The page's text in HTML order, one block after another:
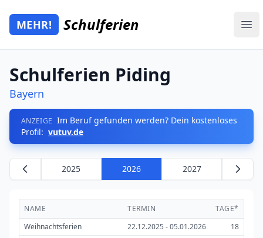
Zum Hauptinhalt springen
Mehr Schulferien
MEHR! Schulferien
Schulferien Piding
Bayern
ANZEIGE Im Beruf gefunden werden? Dein kostenloses
Profil: vutuv.de
2025 2026 2027
NAME TERMIN
TAGE*
Weihnachtsferien
22.12.2025 - 05.01.2026
18